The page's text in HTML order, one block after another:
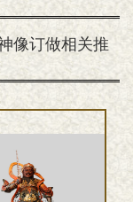
像订做相关推